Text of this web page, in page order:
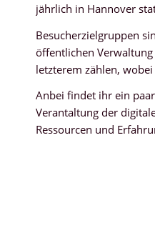
jährlich in Hannover
Besucherzielgruppen
öffentlichen
letzterem zählen,
Anbei findet ihr ein
Verantaltung der
Ressourcen und